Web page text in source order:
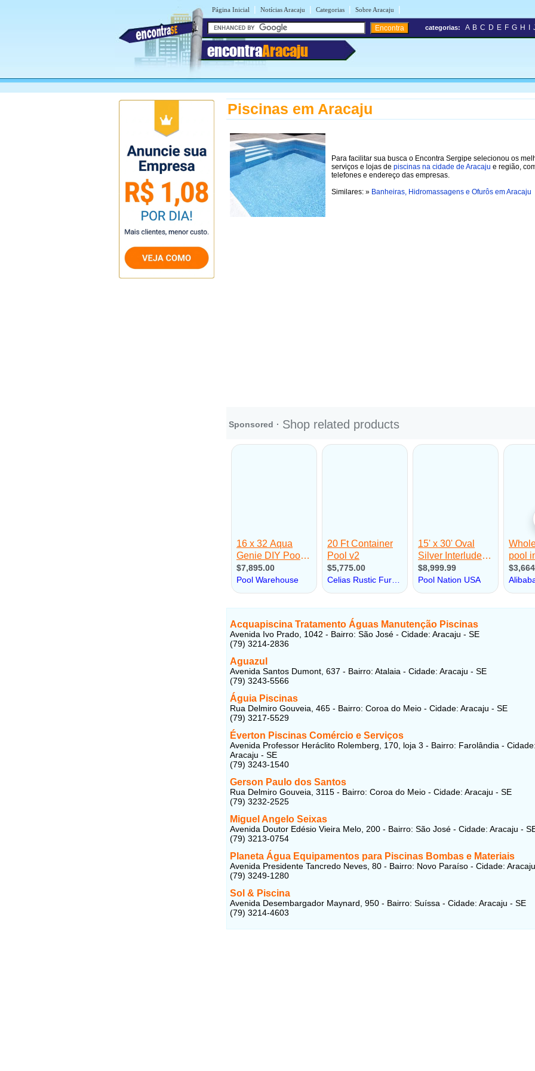
Página Inicial | Notícias Aracaju | Categorias | Sobre Aracaju |
encontraAracaju
categorias: A B C D E F G H
Piscinas em Aracaju
Para facilitar sua busca o Encontra Sergipe selecionou os
serviços e lojas de piscinas na cidade de Aracaju e região,
telefones e endereço das empresas.
Similares: » Banheiras, Hidromassagens e Ofurôs em Aracaju
Acquapiscina Tratamento Águas Manutenção Piscinas
Avenida Ivo Prado, 1042 - Bairro: São José - Cidade: Aracaju - SE
(79) 3214-2836
Aguazul
Avenida Santos Dumont, 637 - Bairro: Atalaia - Cidade: Aracaju - SE
(79) 3243-5566
Águia Piscinas
Rua Delmiro Gouveia, 465 - Bairro: Coroa do Meio - Cidade: Aracaju - SE
(79) 3217-5529
Éverton Piscinas Comércio e Serviços
Avenida Professor Heráclito Rolemberg, 170, loja 3 - Bairro: Farolândia -
Aracaju - SE
(79) 3243-1540
Gerson Paulo dos Santos
Rua Delmiro Gouveia, 3115 - Bairro: Coroa do Meio - Cidade: Aracaju - SE
(79) 3232-2525
Miguel Angelo Seixas
Avenida Doutor Edésio Vieira Melo, 200 - Bairro: São José - Cidade: Aracaju -
(79) 3213-0754
Planeta Água Equipamentos para Piscinas Bombas e Materiais
Avenida Presidente Tancredo Neves, 80 - Bairro: Novo Paraíso - Cidade:
(79) 3249-1280
Sol & Piscina
Avenida Desembargador Maynard, 950 - Bairro: Suíssa - Cidade: Aracaju - SE
(79) 3214-4603